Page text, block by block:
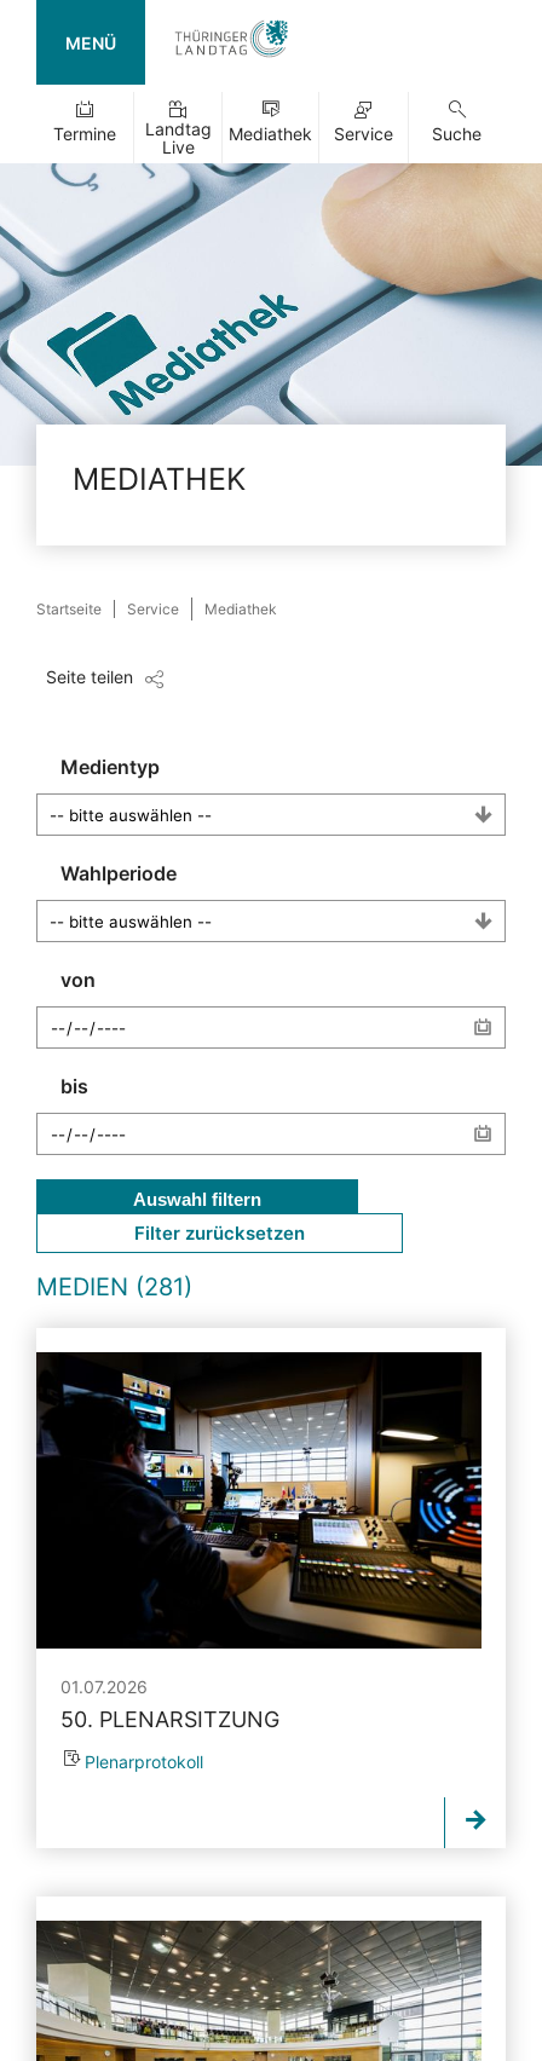
MENÜ
Termine
Landtag
Live
Mediathek Service Suche
MEDIATHEK
Startseite Service Mediathek
Seite teilen
Medientyp
Wahlperiode
von
bis
Auswahl filtern
Filter zurücksetzen
MEDIEN (281)
01.07.2026
50. PLENARSITZUNG
Plenarprotokoll